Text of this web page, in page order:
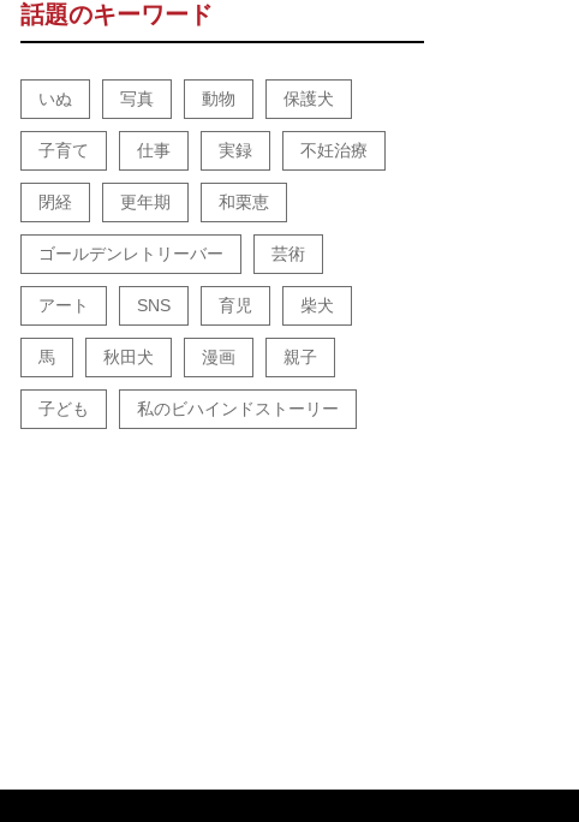
話題のキーワード
いぬ 写真 動物 保護犬
子育て 仕事 実録 不妊治療
閉経 更年期 和栗恵
ゴールデンレトリーバー 芸術
アート SNS 育児 柴犬
馬 秋田犬 漫画 親子
子ども 私のビハインドストーリー